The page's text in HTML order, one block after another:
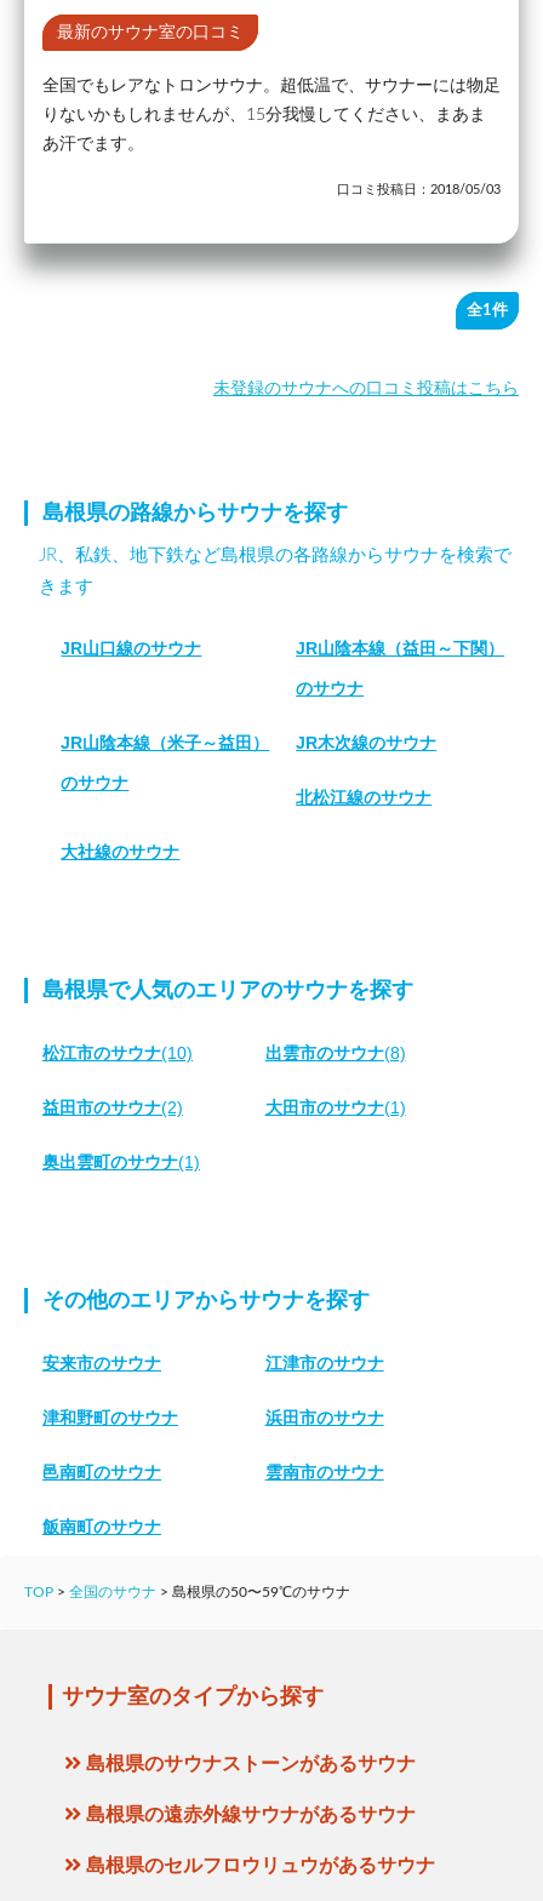
最新のサウナ室の口コミ
全国でもレアなトロンサウナ。超低温で、サウナーには物足
りないかもしれませんが、15分我慢してください、まあま
あ汗でます。
口コミ投稿日：2018/05/03
全1件
未登録のサウナへの口コミ投稿はこちら
島根県の路線からサウナを探す
JR、私鉄、地下鉄など島根県の各路線からサウナを検索で
きます
JR山口線のサウナ JR山陰本線（益田～下関）
のサウナ
JR山陰本線（米子～益田）
のサウナ
JR木次線のサウナ
北松江線のサウナ
大社線のサウナ
島根県で人気のエリアのサウナを探す
松江市のサウナ(10) 出雲市のサウナ(8)
益田市のサウナ(2) 大田市のサウナ(1)
奥出雲町のサウナ(1)
その他のエリアからサウナを探す
安来市のサウナ 江津市のサウナ
津和野町のサウナ 浜田市のサウナ
邑南町のサウナ 雲南市のサウナ
飯南町のサウナ
TOP > 全国のサウナ > 島根県の50〜59℃のサウナ
サウナ室のタイプから探す
島根県のサウナストーンがあるサウナ
島根県の遠赤外線サウナがあるサウナ
島根県のセルフロウリュウがあるサウナ